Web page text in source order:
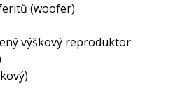
(woofer)
výškový reproduktor